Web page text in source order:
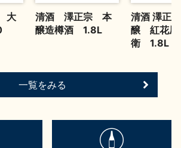
大
清酒 澤正宗 本
醸造樽酒 1.8L
清酒 澤正
醸 紅花屋
衛 1.8L
一覧をみる